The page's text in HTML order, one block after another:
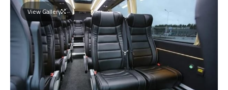
View Gallery